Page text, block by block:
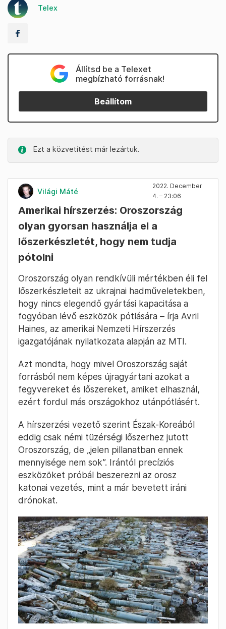
Telex
Állítsd be a Telexet
megbízható forrásnak!
Beállítom
Ezt a közvetítést már lezártuk.
Világi Máté
2022. December
4. – 23:06
Amerikai hírszerzés: Oroszország
olyan gyorsan használja el a
lőszerkészletét, hogy nem tudja
pótolni
Oroszország olyan rendkívüli mértékben éli fel
lőszerkészleteit az ukrajnai hadműveletekben,
hogy nincs elegendő gyártási kapacitása a
fogyóban lévő eszközök pótlására – írja Avril
Haines, az amerikai Nemzeti Hírszerzés
igazgatójának nyilatkozata alapján az MTI.
Azt mondta, hogy mivel Oroszország saját
forrásból nem képes újragyártani azokat a
fegyvereket és lőszereket, amiket elhasznál,
ezért fordul más országokhoz utánpótlásért.
A hírszerzési vezető szerint Észak-Koreából
eddig csak némi tüzérségi lőszerhez jutott
Oroszország, de „jelen pillanatban ennek
mennyisége nem sok”. Irántól precíziós
eszközöket próbál beszerezni az orosz
katonai vezetés, mint a már bevetett iráni
drónokat.